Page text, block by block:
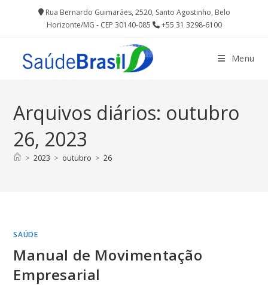
conteúdo
Rua Bernardo Guimarães, 2520, Santo Agostinho, Belo
Horizonte/MG - CEP 30140-085
+55 31 3298-6100
Menu
Arquivos diários: outubro
26, 2023
> 2023 > outubro > 26
SAÚDE
Manual de Movimentação
Empresarial